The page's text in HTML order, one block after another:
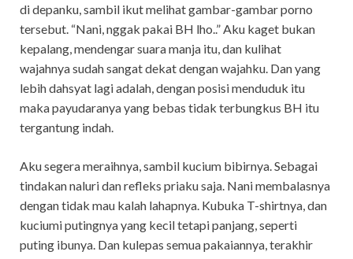
di depanku, sambil ikut melihat gambar-gambar porno
tersebut. “Nani, nggak pakai BH lho..” Aku kaget bukan
kepalang, mendengar suara manja itu, dan kulihat
wajahnya sudah sangat dekat dengan wajahku. Dan yang
lebih dahsyat lagi adalah, dengan posisi menduduk itu
maka payudaranya yang bebas tidak terbungkus BH itu
tergantung indah.
Aku segera meraihnya, sambil kucium bibirnya. Sebagai
tindakan naluri dan refleks priaku saja. Nani membalasnya
dengan tidak mau kalah lahapnya. Kubuka T-shirtnya, dan
kuciumi putingnya yang kecil tetapi panjang, seperti
puting ibunya. Dan kulepas semua pakaiannya, terakhir